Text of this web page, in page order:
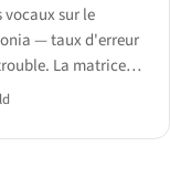
sur le
— taux d'erreur
La matrice,
et les priorités